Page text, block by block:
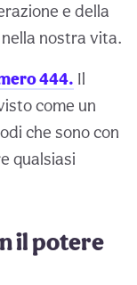
e della
nostra vita.
444. Il
come un
che sono con
qualsiasi
il potere